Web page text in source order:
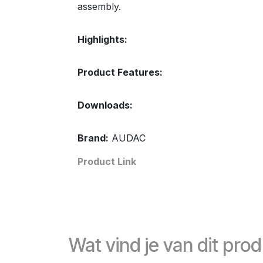
assembly.
Highlights:
Product Features:
Downloads:
Brand: AUDAC
Product Link
Wat vind je van dit